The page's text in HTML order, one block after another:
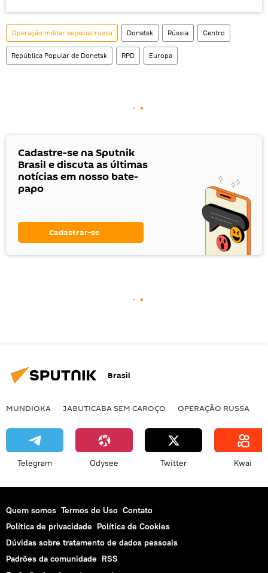
Operação militar especial russa Donetsk Rússia Centro
República Popular de Donetsk RPD Europa
Cadastre-se na Sputnik
Brasil e discuta as últimas
notícias em nosso bate-
papo
Cadastrar-se
Brasil
MUNDIOKA JABUTICABA SEM CAROÇO OPERAÇÃO RUSSA
Telegram Odysee Twitter Kwai
Quem somos Termos de Uso Contato
Política de privacidade Política de Cookies
Dúvidas sobre tratamento de dados pessoais
Padrões da comunidade RSS